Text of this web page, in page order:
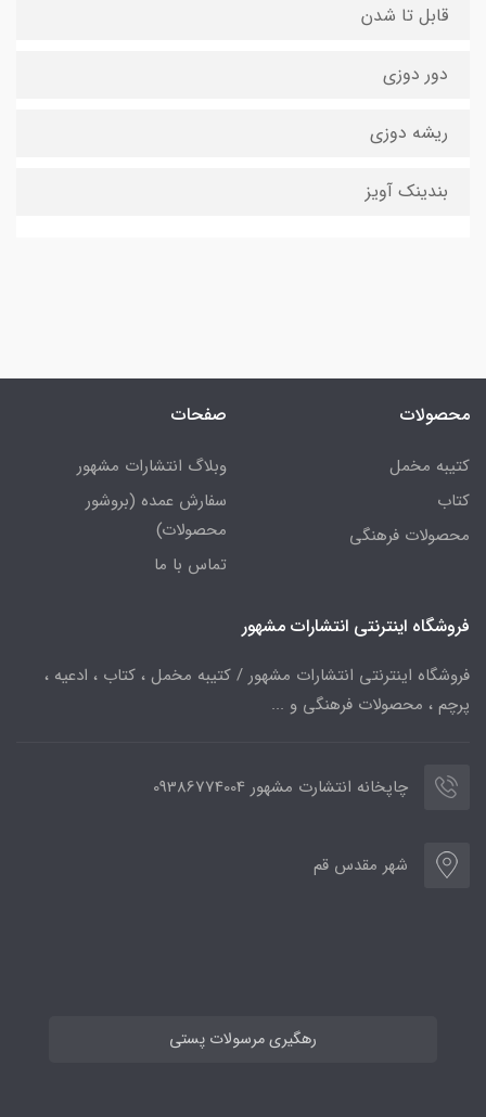
قابل تا شدن
دور دوزی
ریشه دوزی
بندینک آویز
محصولات
کتیبه مخمل
کتاب
محصولات فرهنگی
صفحات
وبلاگ انتشارات مشهور
سفارش عمده (بروشور
محصولات)
تماس با ما
فروشگاه اینترنتی انتشارات مشهور
فروشگاه اینترنتی انتشارات مشهور / کتیبه مخمل ، کتاب ، ادعیه ،
پرچم ، محصولات فرهنگی و ...
چاپخانه انتشارت مشهور 09386774004
شهر مقدس قم
رهگیری مرسولات پستی